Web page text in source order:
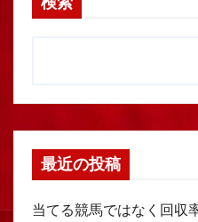
最近の投稿
当てる競馬ではなく回収